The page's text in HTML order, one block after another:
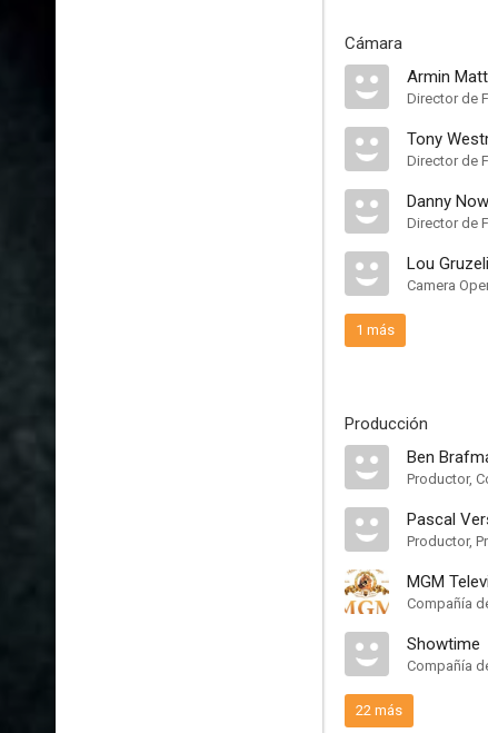
Cámara
Armin
Director de
Tony
Director de
Danny
Director de
Lou
Camera
1 más
Producción
Ben
Productor,
Pascal
Productor,
MGM
Compañía
Showtime
Compañía
22 más